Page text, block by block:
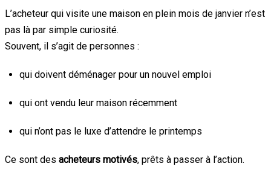
L’acheteur qui visite une maison en plein mois de janvier n’est
pas là par simple curiosité.
Souvent, il s’agit de personnes :
qui doivent déménager pour un nouvel emploi
qui ont vendu leur maison récemment
qui n’ont pas le luxe d’attendre le printemps
Ce sont des acheteurs motivés, prêts à passer à l’action.